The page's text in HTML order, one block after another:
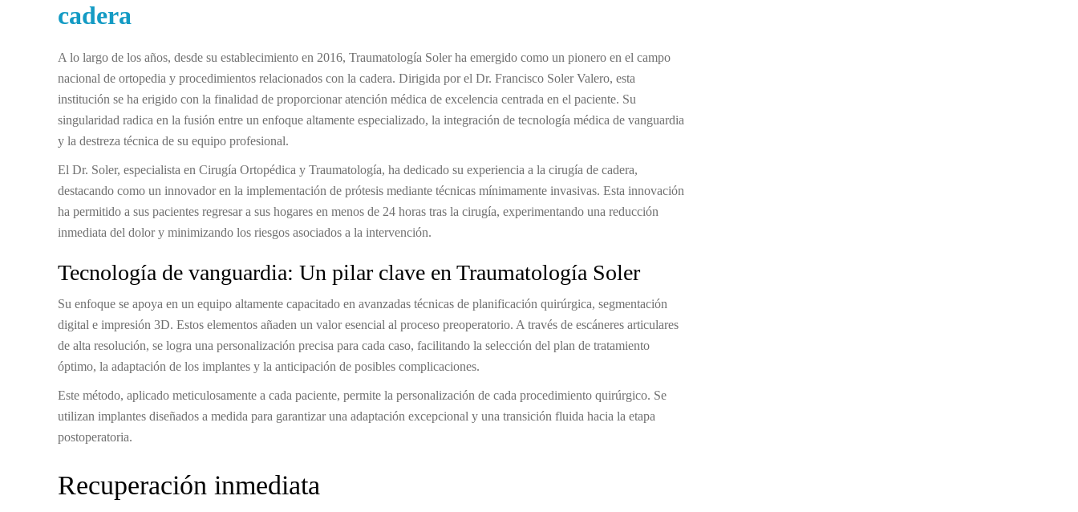
cadera
A lo largo de los años, desde su establecimiento en 2016, Traumatología Soler ha emergido como un pionero en el campo
nacional de ortopedia y procedimientos relacionados con la cadera. Dirigida por el Dr. Francisco Soler Valero, esta
institución se ha erigido con la finalidad de proporcionar atención médica de excelencia centrada en el paciente. Su
singularidad radica en la fusión entre un enfoque altamente especializado, la integración de tecnología médica de vanguardia
y la destreza técnica de su equipo profesional.
El Dr. Soler, especialista en Cirugía Ortopédica y Traumatología, ha dedicado su experiencia a la cirugía de cadera,
destacando como un innovador en la implementación de prótesis mediante técnicas mínimamente invasivas. Esta innovación
ha permitido a sus pacientes regresar a sus hogares en menos de 24 horas tras la cirugía, experimentando una reducción
inmediata del dolor y minimizando los riesgos asociados a la intervención.
Tecnología de vanguardia: Un pilar clave en Traumatología Soler
Su enfoque se apoya en un equipo altamente capacitado en avanzadas técnicas de planificación quirúrgica, segmentación
digital e impresión 3D. Estos elementos añaden un valor esencial al proceso preoperatorio. A través de escáneres articulares
de alta resolución, se logra una personalización precisa para cada caso, facilitando la selección del plan de tratamiento
óptimo, la adaptación de los implantes y la anticipación de posibles complicaciones.
Este método, aplicado meticulosamente a cada paciente, permite la personalización de cada procedimiento quirúrgico. Se
utilizan implantes diseñados a medida para garantizar una adaptación excepcional y una transición fluida hacia la etapa
postoperatoria.
Recuperación inmediata